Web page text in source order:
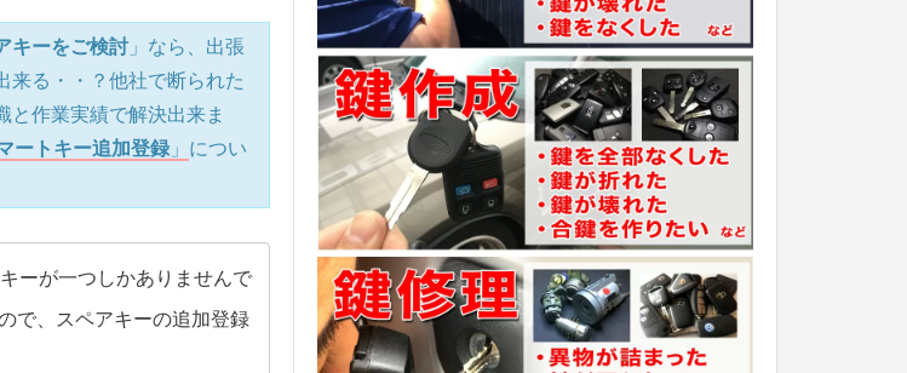
キーをご検討 」なら、出張
来る・・？他社で断られた
と作業実績で解決出来ま
ートキー追加登録 」 につい
ーが一つしかありませんで
で、スペアキーの追加登録